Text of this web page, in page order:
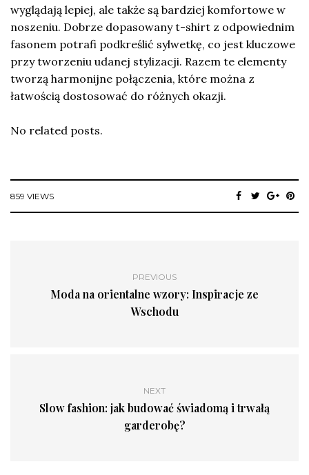
wyglądają lepiej, ale także są bardziej komfortowe w
noszeniu. Dobrze dopasowany t-shirt z odpowiednim
fasonem potrafi podkreślić sylwetkę, co jest kluczowe
przy tworzeniu udanej stylizacji. Razem te elementy
tworzą harmonijne połączenia, które można z
łatwością dostosować do różnych okazji.
No related posts.
859 VIEWS
PREVIOUS
Moda na orientalne wzory: Inspiracje ze
Wschodu
NEXT
Slow fashion: jak budować świadomą i trwałą
garderobę?